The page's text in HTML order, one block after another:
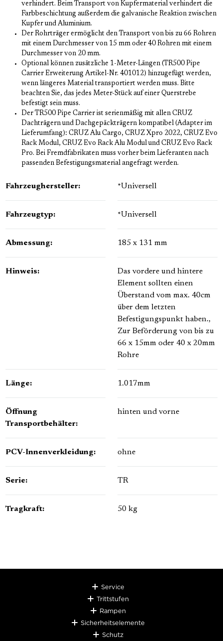
verhindert. Beim Transport von Kupfermaterial verhindert die
Farbbeschichtung außerdem die galvanische Reaktion zwischen
Kupfer und Aluminium.
Der Rohrträger ermöglicht den Transport von bis zu 66 Rohren
mit einem Durchmesser von 15 mm oder 40 Rohren mit einem
Durchmesser von 20 mm.
Optional können zusätzliche 1-Meter-Längen (TR500 Pipe
Carrier Erweiterung Artikel-Nr. 401012) hinzugefügt werden,
wenn längeres Material transportiert werden muss. Bitte
beachten Sie, das jedes Meter-Stück auf einer Querstrebe
befestigt sein muss.
Der TR500 Pipe Carrier ist serienmäßig mit allen CRUZ
Dachträgern und Dachgepäckträgern kompatibel (Adapter im
Lieferumfang): CRUZ Alu Cargo, CRUZ Xpro 2022, CRUZ Evo
Rack Modul, CRUZ Evo Rack Alu Modul und CRUZ Evo Rack
Pro. Bei Fremdfabrikaten muss vorher beim Lieferanten nach
passenden Befestigungsmaterial angefragt werden.
Fahrzeughersteller: *Universell
Fahrzeugtyp: *Universell
Abmessung: 185 x 131 mm
Hinweis:
Das vordere und hintere
Element sollten einen
Überstand vom max. 40cm
über dem letzten
Befestigungspunkt haben.,
Zur Beförderung von bis zu
66 x 15mm oder 40 x 20mm
Rohre
Länge: 1.017mm
Öffnung
Transportbehälter:
hinten und vorne
PCV-Innenverkleidung: ohne
Serie: TR
Tragkraft: 50 kg
Service
Trittstufen
Rampen
Sicherheitselemente
Schutz